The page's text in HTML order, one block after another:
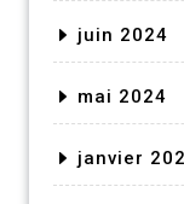
juin 2024
mai 2024
janvier